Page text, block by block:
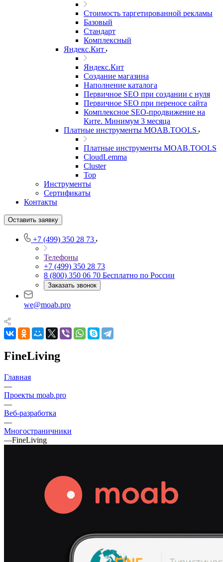
Стоимость таргетированной рекламы
Базовый
Стандарт
Комплексный
Яндекс.Кит
Яндекс.Кит
Создание магазина
Наполнение каталога
Первичное SEO при создании с нуля
Первичное SEO при переносе сайта
Комплексное SEO-продвижение на
Ките. Минимум 3 месяца
Платные инструменты MOAB.TOOLS
Платные инструменты MOAB.TOOLS
CloudLemma
Cluster
Top
Инструменты
Сертификаты
Контакты
Оставить заявку
+7 (499) 350 28 73
Телефоны
+7 (499) 350 28 73
8 (800) 350 06 70 Бесплатно по России
Заказать звонок
we@moab.pro
FineLiving
Главная
—
Проекты moab.pro
—
Веб-разработка
—
Многостраничники
—FineLiving